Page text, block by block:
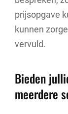
prijsopgave
kunnen
vervuld.
Bieden
meerdere